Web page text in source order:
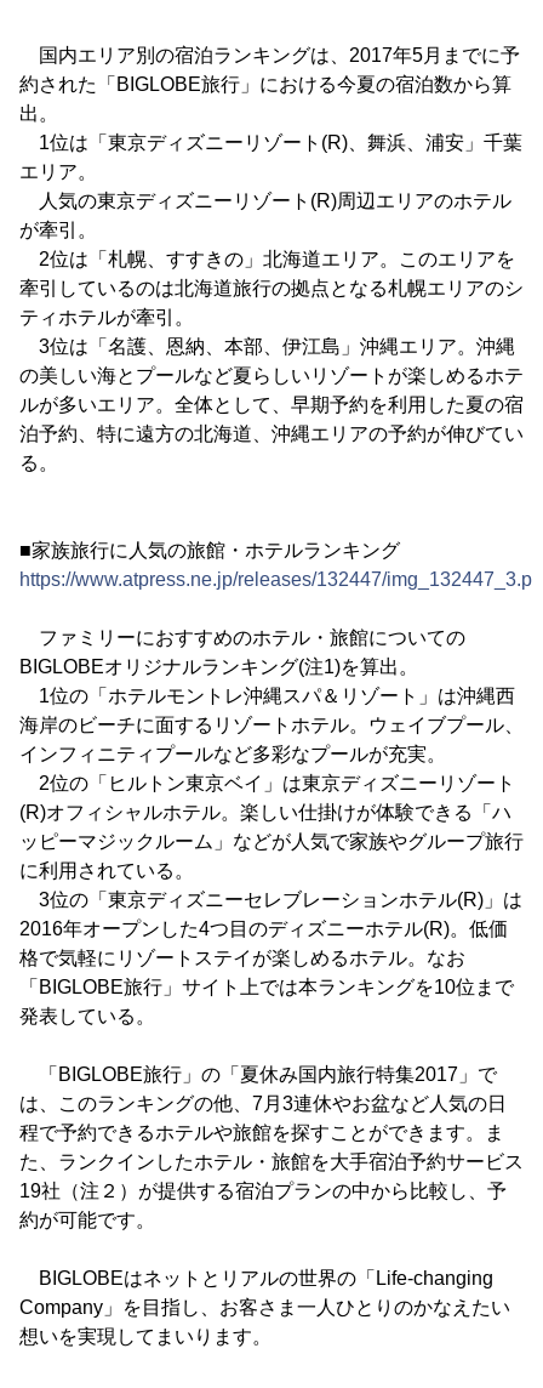
国内エリア別の宿泊ランキングは、2017年5月までに予
約された「BIGLOBE旅行」における今夏の宿泊数から算
出。
1位は「東京ディズニーリゾート(R)、舞浜、浦安」千葉
エリア。
人気の東京ディズニーリゾート(R)周辺エリアのホテル
が牽引。
2位は「札幌、すすきの」北海道エリア。このエリアを
牽引しているのは北海道旅行の拠点となる札幌エリアのシ
ティホテルが牽引。
3位は「名護、恩納、本部、伊江島」沖縄エリア。沖縄
の美しい海とプールなど夏らしいリゾートが楽しめるホテ
ルが多いエリア。全体として、早期予約を利用した夏の宿
泊予約、特に遠方の北海道、沖縄エリアの予約が伸びてい
る。
■家族旅行に人気の旅館・ホテルランキング
https://www.atpress.ne.jp/releases/132447/
ファミリーにおすすめのホテル・旅館についての
BIGLOBEオリジナルランキング(注1)を算出。
1位の「ホテルモントレ沖縄スパ＆リゾート」は沖縄西
海岸のビーチに面するリゾートホテル。ウェイブプール、
インフィニティプールなど多彩なプールが充実。
2位の「ヒルトン東京ベイ」は東京ディズニーリゾート
(R)オフィシャルホテル。楽しい仕掛けが体験できる「ハ
ッピーマジックルーム」などが人気で家族やグループ旅行
に利用されている。
3位の「東京ディズニーセレブレーションホテル(R)」は
2016年オープンした4つ目のディズニーホテル(R)。低価
格で気軽にリゾートステイが楽しめるホテル。なお
「BIGLOBE旅行」サイト上では本ランキングを10位まで
発表している。
「BIGLOBE旅行」の「夏休み国内旅行特集2017」で
は、このランキングの他、7月3連休やお盆など人気の日
程で予約できるホテルや旅館を探すことができます。ま
た、ランクインしたホテル・旅館を大手宿泊予約サービス
19社（注２）が提供する宿泊プランの中から比較し、予
約が可能です。
BIGLOBEはネットとリアルの世界の「Life-changing
Company」を目指し、お客さま一人ひとりのかなえたい
想いを実現してまいります。